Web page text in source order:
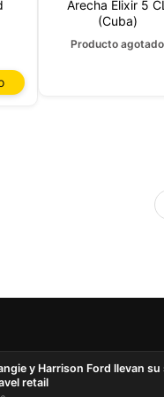
Arecha Elixir 5 CL
(Cuba)
Producto agotado
y Harrison Ford llevan su
retail